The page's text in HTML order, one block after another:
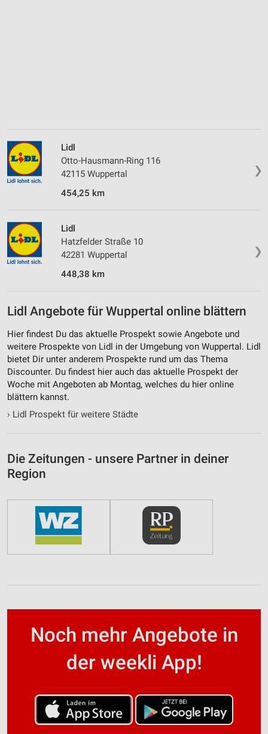
❯
Lidl
Otto-Hausmann-Ring 116
42115 Wuppertal
454,25 km
❯
Lidl
Hatzfelder Straße 10
42281 Wuppertal
448,38 km
Lidl Angebote für Wuppertal online blättern
Hier findest Du das aktuelle Prospekt sowie Angebote und
weitere Prospekte von Lidl in der Umgebung von Wuppertal. Lidl
bietet Dir unter anderem Prospekte rund um das Thema
Discounter. Du findest hier auch das aktuelle Prospekt der
Woche mit Angeboten ab Montag, welches du hier online
blättern kannst.
› Lidl Prospekt für weitere Städte
Die Zeitungen - unsere Partner in deiner
Region
Noch mehr Angebote in
der weekli App!